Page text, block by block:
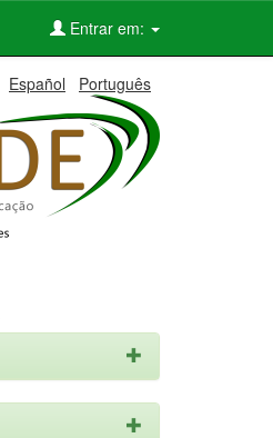
Entrar em:
Español Português